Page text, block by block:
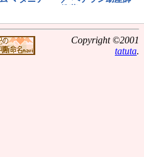
Copyright ©2001
tatuta.